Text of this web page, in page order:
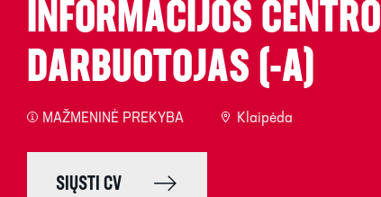
INFORMACIJOS CENTRO
DARBUOTOJAS (-A)
MAŽMENINĖ PREKYBA Klaipėda
SIŲSTI CV